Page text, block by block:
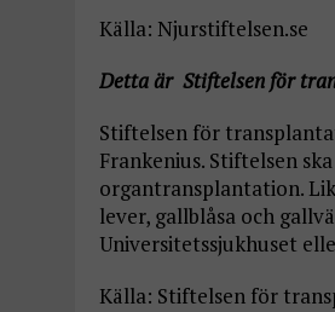
Källa: Njurstiftelsen.se
Detta är Stiftelsen för
Stiftelsen för
Frankenius. Stiftelsen
organtransplantation.
lever, gallblåsa och
Universitetssjukhuset
Källa: Stiftelsen för